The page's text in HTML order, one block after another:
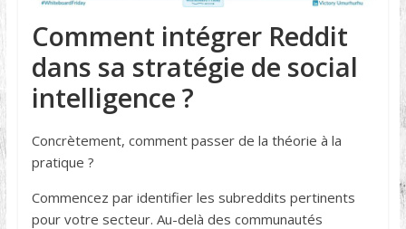
Comment intégrer Reddit
dans sa stratégie de social
intelligence ?
Concrètement, comment passer de la théorie à la
pratique ?
Commencez par identifier les subreddits pertinents
pour votre secteur. Au-delà des communautés